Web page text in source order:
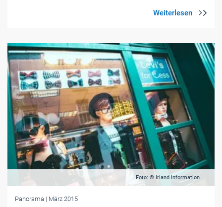
Foto: © Irland Information
Panorama | März 2015